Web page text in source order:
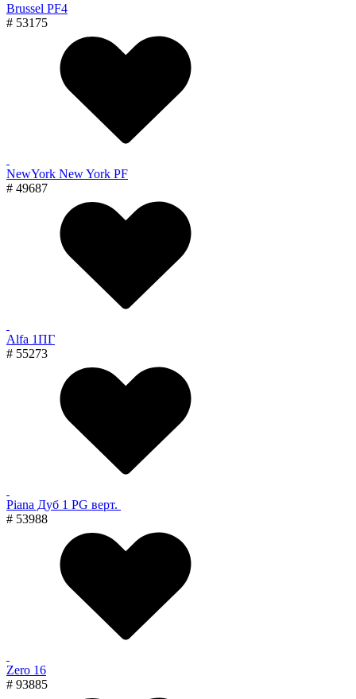
Brussel PF4
# 53175
NewYork New York PF
# 49687
Alfa 1ПГ
# 55273
Piana Дуб 1 PG верт.
# 53988
Zero 16
# 93885